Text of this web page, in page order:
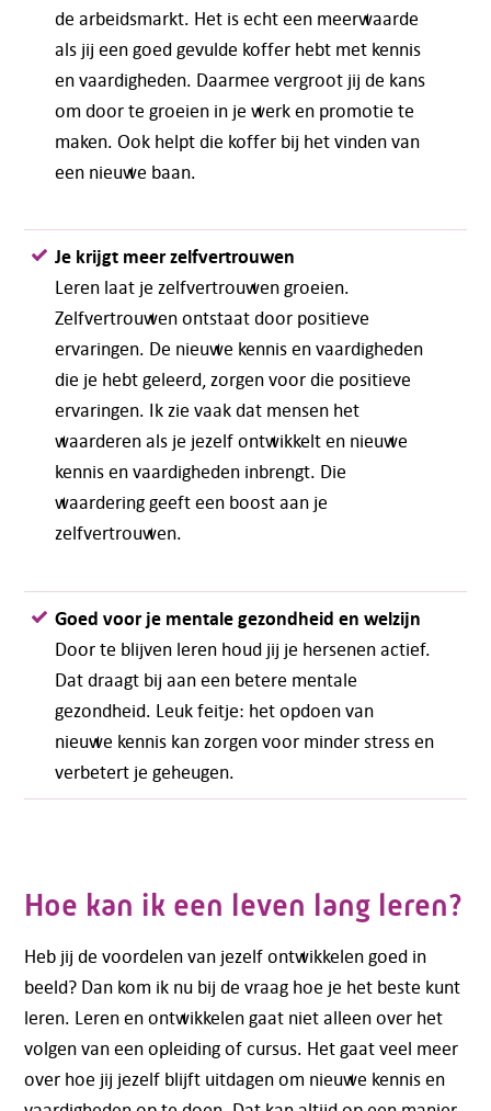
de arbeidsmarkt. Het is echt een meerwaarde
als jij een goed gevulde koffer hebt met kennis
en vaardigheden. Daarmee vergroot jij de kans
om door te groeien in je werk en promotie te
maken. Ook helpt die koffer bij het vinden van
een nieuwe baan.
Je krijgt meer zelfvertrouwen
Leren laat je zelfvertrouwen groeien.
Zelfvertrouwen ontstaat door positieve
ervaringen. De nieuwe kennis en vaardigheden
die je hebt geleerd, zorgen voor die positieve
ervaringen. Ik zie vaak dat mensen het
waarderen als je jezelf ontwikkelt en nieuwe
kennis en vaardigheden inbrengt. Die
waardering geeft een boost aan je
zelfvertrouwen.
Goed voor je mentale gezondheid en welzijn
Door te blijven leren houd jij je hersenen actief.
Dat draagt bij aan een betere mentale
gezondheid. Leuk feitje: het opdoen van
nieuwe kennis kan zorgen voor minder stress en
verbetert je geheugen.
Hoe kan ik een leven lang leren?
Heb jij de voordelen van jezelf ontwikkelen goed in
beeld? Dan kom ik nu bij de vraag hoe je het beste kunt
leren. Leren en ontwikkelen gaat niet alleen over het
volgen van een opleiding of cursus. Het gaat veel meer
over hoe jij jezelf blijft uitdagen om nieuwe kennis en